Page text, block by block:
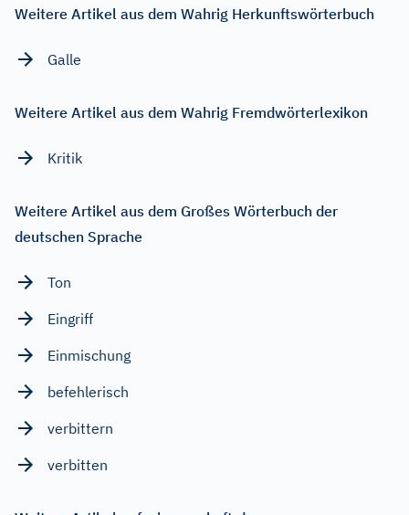
Weitere Artikel aus dem Wahrig Herkunftswörterbuch
Galle
Weitere Artikel aus dem Wahrig Fremdwörterlexikon
Kritik
Weitere Artikel aus dem Großes Wörterbuch der
deutschen Sprache
Ton
Eingriff
Einmischung
befehlerisch
verbittern
verbitten